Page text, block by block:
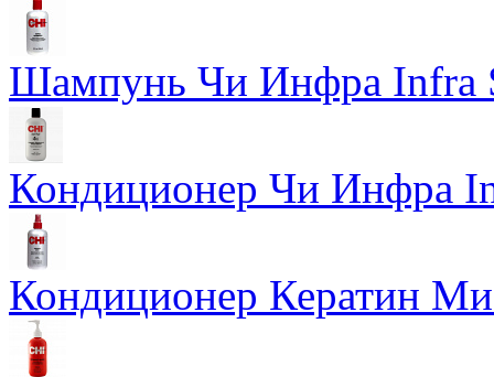
Шампунь Чи Инфра Infra
Кондиционер Чи Инфра
Кондиционер Кератин